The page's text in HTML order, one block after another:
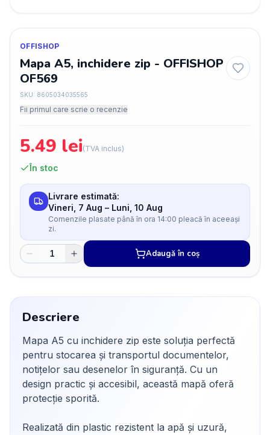
OFFISHOP
Mapa A5, inchidere zip - OFFISHOP
OF569
SKU: 8605034035565
Fii primul care scrie o recenzie
5.49 lei(TVA inclus)
În stoc
Livrare estimată:
Vineri, 7 Aug – Luni, 10 Aug
Comenzile plasate până în ora 14:00 pleacă în aceeași
zi.
Adaugă în coș
Descriere
Mapa A5 cu inchidere zip este soluția perfectă
pentru stocarea și transportul documentelor,
notițelor sau desenelor în siguranță. Cu un
design practic și accesibil, această mapă oferă
protecție sporită.
Realizată din plastic rezistent la apă și uzură,